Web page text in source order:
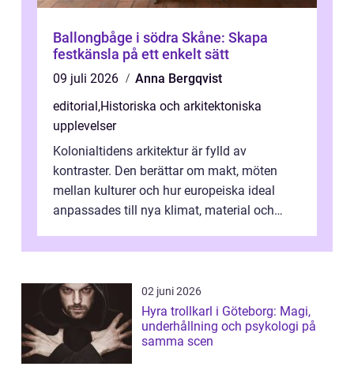
Ballongbåge i södra Skåne: Skapa
festkänsla på ett enkelt sätt
09 juli 2026
Anna Bergqvist
editorial ,Historiska och arkitektoniska
upplevelser
Kolonialtidens arkitektur är fylld av
kontraster. Den berättar om makt, möten
mellan kulturer och hur europeiska ideal
anpassades till nya klimat, material och
02 juni 2026
Hyra trollkarl i Göteborg: Magi,
underhållning och psykologi på
samma scen